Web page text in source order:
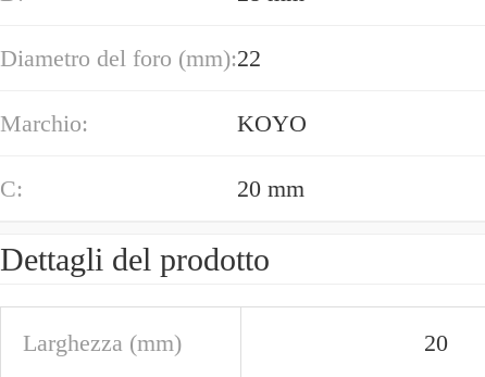
Diametro del foro (mm):22
Marchio: KOYO
C: 20 mm
Dettagli del prodotto
Larghezza (mm) 20